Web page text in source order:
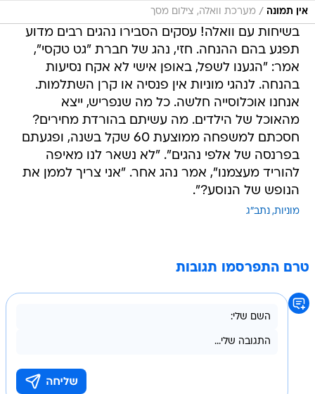
אין תמונה / מערכת וואלה, צילום מסך
בשיחות עם וואלה! עסקים הסבירו נהגים רבים מדוע
תפגע בהם ההנחה. חזי, נהג של חברת "גט טקסי",
אמר: "הגענו לשפל, באופן אישי לא אקח נסיעות
בהנחה. לנהגי מוניות אין פנסיה או קרן השתלמות.
אנחנו אוכלוסייה חלשה. כל מה שנפריש, ייצא
מהאוכל של הילדים. מה עשיתם בהורדת מחירים?
חסכתם למשפחה ממוצעת 60 שקל בשנה, ופגעתם
בפרנסה של אלפי נהגים". "לא נשאר לנו מאיפה
להוריד מעצמנו", אמר נהג אחר. "אני צריך לממן את
הנופש של הנוסע?".
מוניות נתב"ג
טרם התפרסמו תגובות